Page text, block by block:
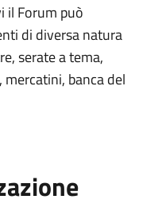
il Forum può
di diversa natura
serate a tema,
banca del